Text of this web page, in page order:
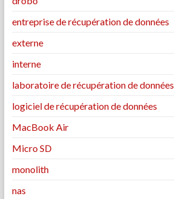
entreprise de récupération de données
externe
interne
laboratoire de récupération de données
logiciel de récupération de données
MacBook Air
Micro SD
monolith
nas